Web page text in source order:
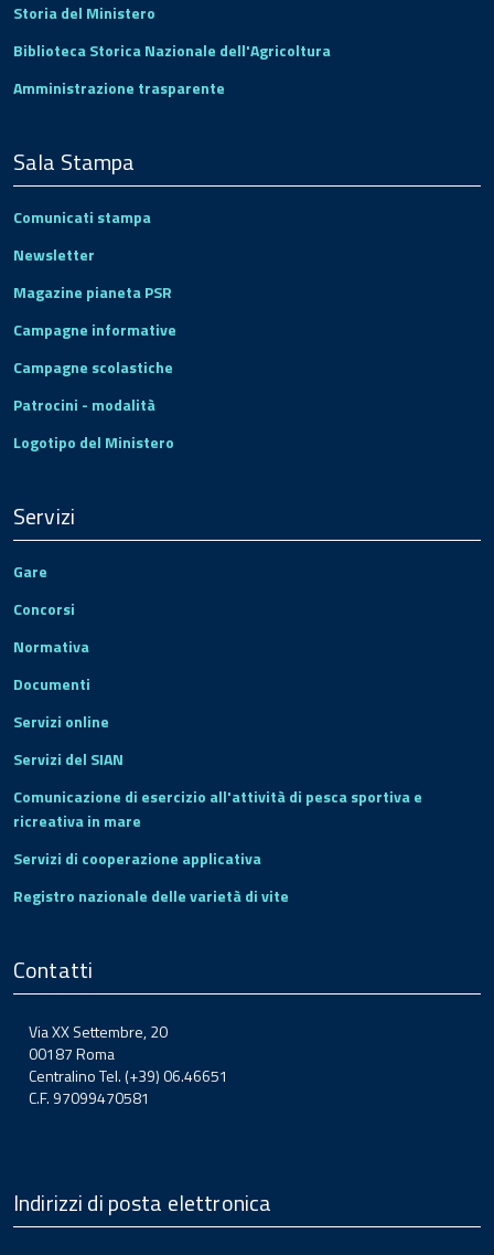
Storia del Ministero
Biblioteca Storica Nazionale dell'Agricoltura
Amministrazione trasparente
Sala Stampa
Comunicati stampa
Newsletter
Magazine pianeta PSR
Campagne informative
Campagne scolastiche
Patrocini - modalità
Logotipo del Ministero
Servizi
Gare
Concorsi
Normativa
Documenti
Servizi online
Servizi del SIAN
Comunicazione di esercizio all'attività di pesca sportiva e
ricreativa in mare
Servizi di cooperazione applicativa
Registro nazionale delle varietà di vite
Contatti
Via XX Settembre, 20
00187 Roma
Centralino Tel. (+39) 06.46651
C.F. 97099470581
Indirizzi di posta elettronica